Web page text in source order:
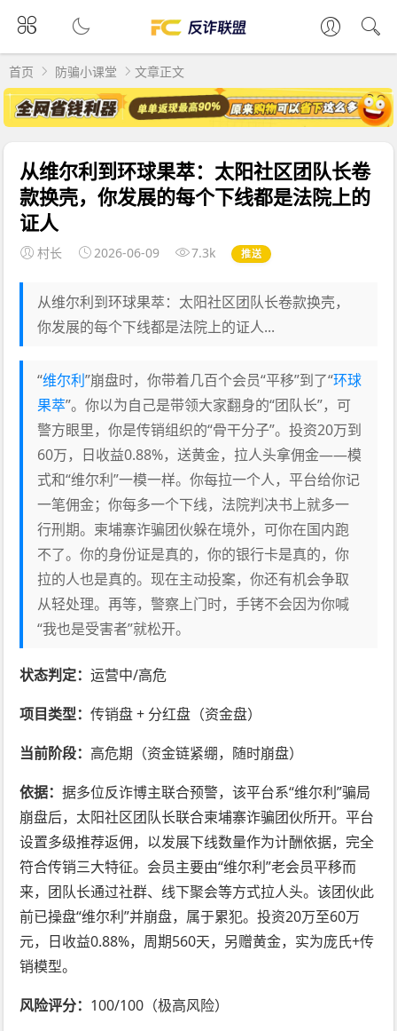
首页 防骗小课堂 文章正文
从维尔利到环球果萃：太阳社区团队长卷
款换壳，你发展的每个下线都是法院上的
证人
村长 2026-06-09 7.3k 推送
从维尔利到环球果萃：太阳社区团队长卷款换壳，
你发展的每个下线都是法院上的证人...
“维尔利”崩盘时，你带着几百个会员“平移”到了“环球
果萃”。你以为自己是带领大家翻身的“团队长”，可
警方眼里，你是传销组织的“骨干分子”。投资20万到
60万，日收益0.88%，送黄金，拉人头拿佣金——模
式和“维尔利”一模一样。你每拉一个人，平台给你记
一笔佣金；你每多一个下线，法院判决书上就多一
行刑期。柬埔寨诈骗团伙躲在境外，可你在国内跑
不了。你的身份证是真的，你的银行卡是真的，你
拉的人也是真的。现在主动投案，你还有机会争取
从轻处理。再等，警察上门时，手铐不会因为你喊
“我也是受害者”就松开。
状态判定：运营中/高危
项目类型：传销盘 + 分红盘（资金盘）
当前阶段： 高危期（资金链紧绷，随时崩盘）
依据：据多位反诈博主联合预警，该平台系“维尔利”骗局
崩盘后，太阳社区团队长联合柬埔寨诈骗团伙所开。平台
设置多级推荐返佣，以发展下线数量作为计酬依据，完全
符合传销三大特征。会员主要由“维尔利”老会员平移而
来，团队长通过社群、线下聚会等方式拉人头。该团伙此
前已操盘“维尔利”并崩盘，属于累犯。投资20万至60万
元，日收益0.88%，周期560天，另赠黄金，实为庞氏+传
销模型。
风险评分： 100/100（极高风险）